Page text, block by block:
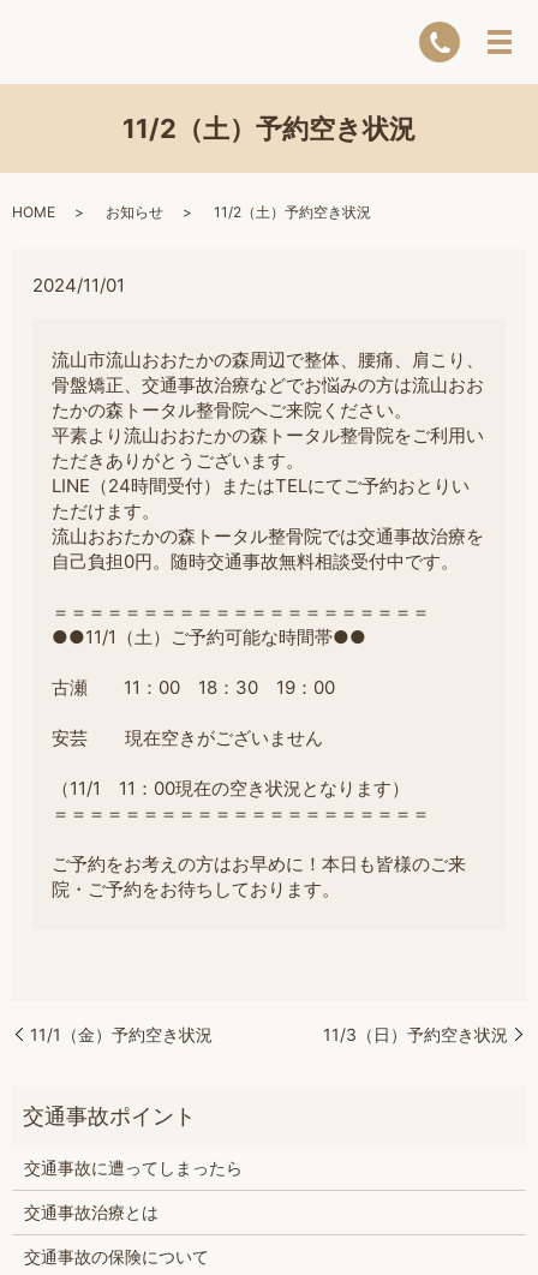
11/2（土）予約空き状況
HOME お知らせ 11/2（土）予約空き状況
2024/11/01
流山市流山おおたかの森周辺で整体、腰痛、肩こり、
骨盤矯正、交通事故治療などでお悩みの方は流山おお
たかの森トータル整骨院へご来院ください。
平素より流山おおたかの森トータル整骨院をご利用い
ただきありがとうございます。
LINE（24時間受付）またはTELにてご予約おとりい
ただけます。
流山おおたかの森トータル整骨院では交通事故治療を
自己負担0円。随時交通事故無料相談受付中です。
＝＝＝＝＝＝＝＝＝＝＝＝＝＝＝＝＝＝＝＝＝
●●11/1（土）ご予約可能な時間帯●●
古瀬 11：00 18：30 19：00
安芸 現在空きがございません
（11/1 11：00現在の空き状況となります）
＝＝＝＝＝＝＝＝＝＝＝＝＝＝＝＝＝＝＝＝＝
ご予約をお考えの方はお早めに！本日も皆様のご来
院・ご予約をお待ちしております。
11/1（金）予約空き状況 11/3（日）予約空き状況
交通事故に遭ってしまったら
交通事故治療とは
交通事故の保険について